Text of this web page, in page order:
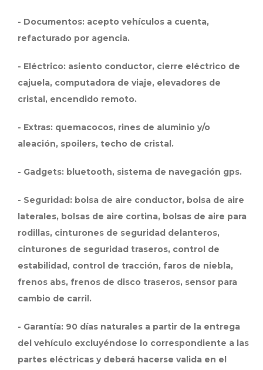
- Documentos: acepto vehículos a cuenta,
refacturado por agencia.
- Eléctrico: asiento conductor, cierre eléctrico de
cajuela, computadora de viaje, elevadores de
cristal, encendido remoto.
- Extras: quemacocos, rines de aluminio y/o
aleación, spoilers, techo de cristal.
- Gadgets: bluetooth, sistema de navegación gps.
- Seguridad: bolsa de aire conductor, bolsa de aire
laterales, bolsas de aire cortina, bolsas de aire para
rodillas, cinturones de seguridad delanteros,
cinturones de seguridad traseros, control de
estabilidad, control de tracción, faros de niebla,
frenos abs, frenos de disco traseros, sensor para
cambio de carril.
- Garantía: 90 días naturales a partir de la entrega
del vehículo excluyéndose lo correspondiente a las
partes eléctricas y deberá hacerse valida en el